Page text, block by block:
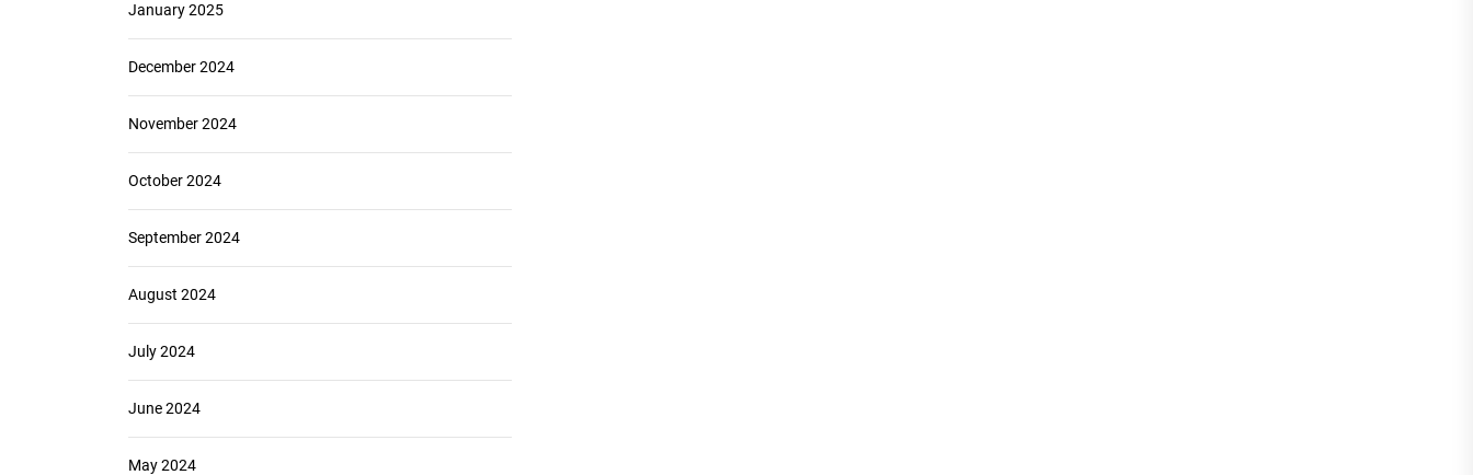
January 2025
December 2024
November 2024
October 2024
September 2024
August 2024
July 2024
June 2024
May 2024